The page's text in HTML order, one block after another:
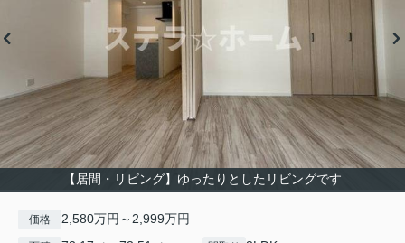
【居間・リビング】ゆったりとしたリビングです
価格 2,580万円～2,999万円